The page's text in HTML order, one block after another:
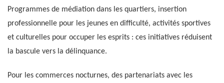
Programmes de médiation dans les quartiers, insertion
professionnelle pour les jeunes en difficulté, activités sportives
et culturelles pour occuper les esprits : ces initiatives réduisent
la bascule vers la délinquance.
Pour les commerces nocturnes, des partenariats avec les